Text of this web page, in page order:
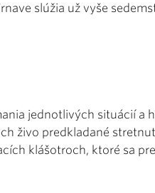
slúžia už vyše
jednotlivých situácií a
živo predkladané
klášotroch, ktoré sa